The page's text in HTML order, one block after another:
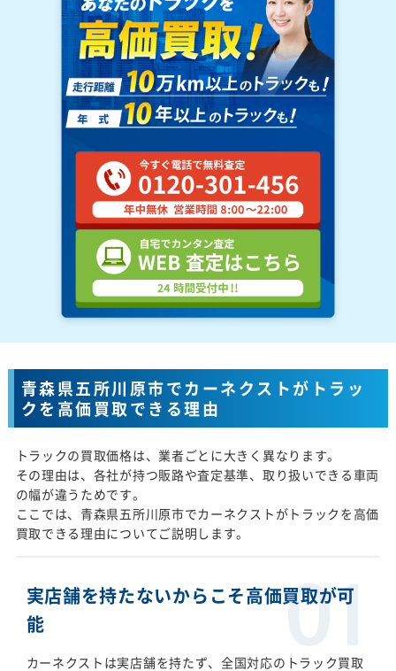
青森県五所川原市でカーネクストがトラッ
クを高価買取できる理由
トラックの買取価格は、業者ごとに大きく異なります。
その理由は、各社が持つ販路や査定基準、取り扱いできる車両
の幅が違うためです。
ここでは、青森県五所川原市でカーネクストがトラックを高価
買取できる理由についてご説明します。
実店舗を持たないからこそ高価買取が可
能
カーネクストは実店舗を持たず、全国対応のトラック買取